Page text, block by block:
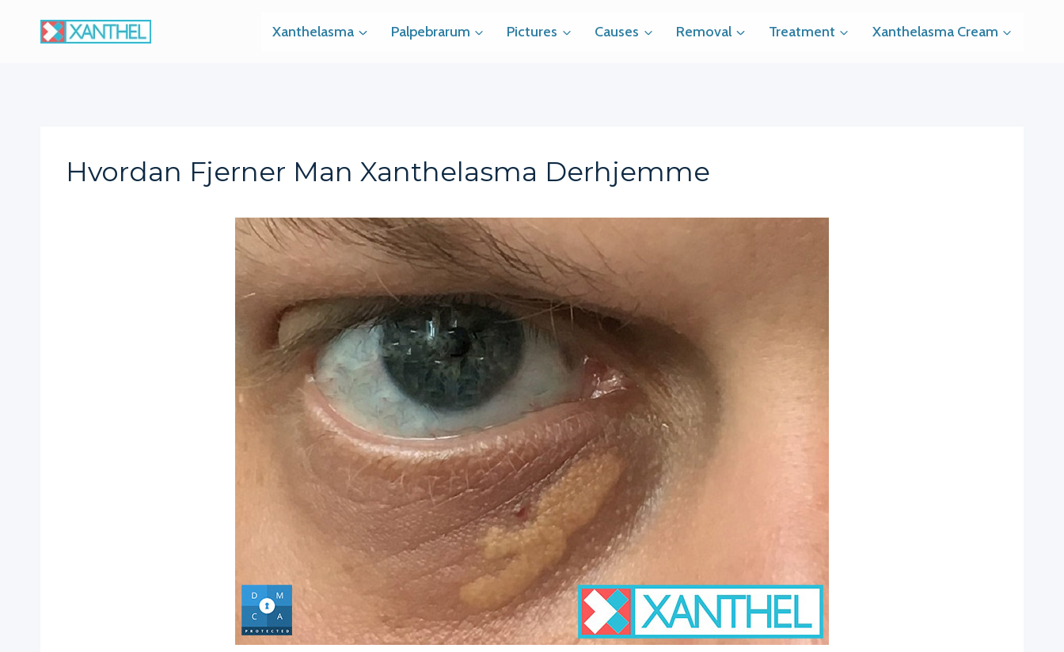
Xanthelasma Palpebrarum Pictures Causes Removal Treatment Xanthelasma Cream
Hvordan Fjerner Man Xanthelasma Derhjemme